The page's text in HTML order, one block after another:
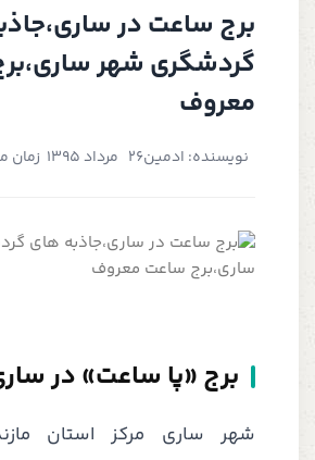
برج ساعت در
گردشگری شهر
معروف
نویسنده: ادمین26 مرداد 1395 زمان
برج «پا ساعت» در
شهر ساری مرکز استان